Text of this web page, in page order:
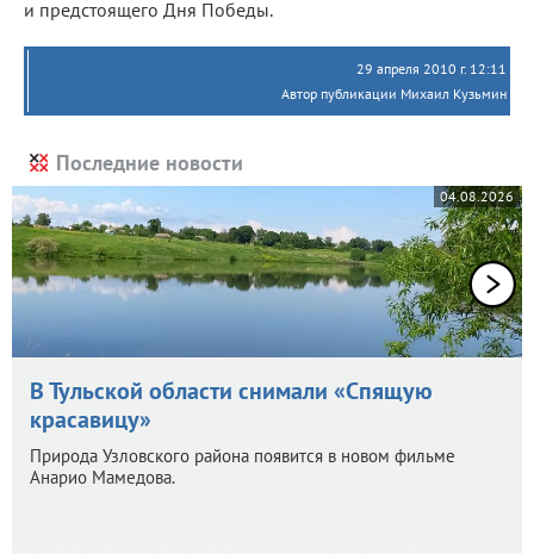
и предстоящего Дня Победы.
29 апреля 2010 г. 12:11
Автор публикации Михаил Кузьмин
Последние новости
04.08.2026
В Тульской области снимали «Спящую
красавицу»
Природа Узловского района появится в новом фильме
Анарио Мамедова.